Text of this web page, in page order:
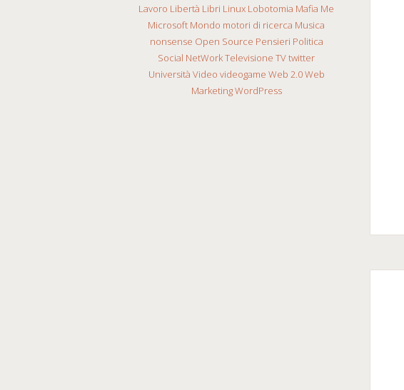
Lavoro Libertà Libri Linux Lobotomia Mafia Me
Microsoft Mondo motori di ricerca Musica
nonsense Open Source Pensieri Politica
Social NetWorkTelevisione TVtwitter
Università Video videogame Web 2.0Web
MarketingWordPress